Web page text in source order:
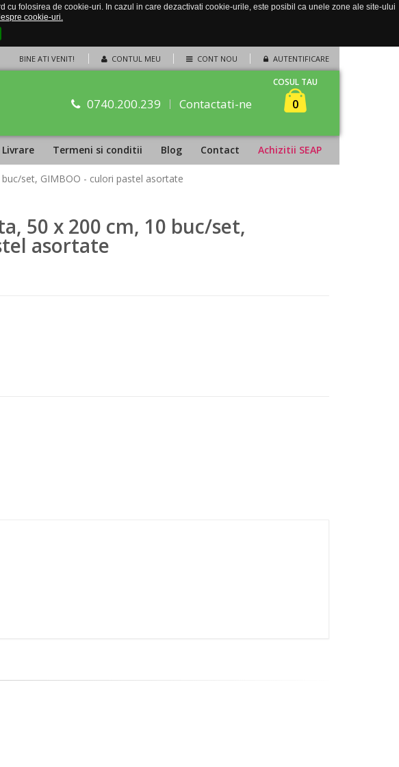
folosirea de cookie-uri. In cazul in care dezactivati cookie-urile, este posibil ca unele zone ale site-ului
cookie-uri.
CONTUL MEU CONT NOU AUTENTIFICARE
BINE ATI VENIT!
0740.200.239 Contactati-ne
COSUL TAU
0
Livrare Termeni si conditii Blog Contact Achizitii SEAP
set, GIMBOO - culori pastel asortate
50 x 200 cm, 10 buc/set,
asortate